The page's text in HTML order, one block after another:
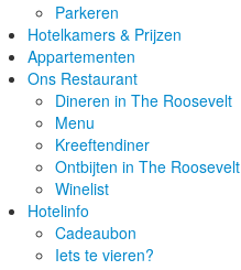
Parkeren
Hotelkamers & Prijzen
Appartementen
Ons Restaurant
Dineren in The Roosevelt
Menu
Kreeftendiner
Ontbijten in The Roosevelt
Winelist
Hotelinfo
Cadeaubon
Iets te vieren?